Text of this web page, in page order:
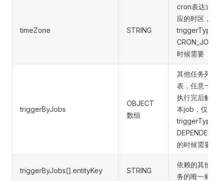
timeZone STRING
cron表达式对
应的时区，仅
triggerType
CRON_JOB的
时候需要
triggerByJobs
OBJECT
数组
其他任务列
表，任意一个
执行完后触发
本job，仅
triggerType
的时候需要
triggerByJobs[].entityKey STRING
依赖的其他任
务的唯一标识